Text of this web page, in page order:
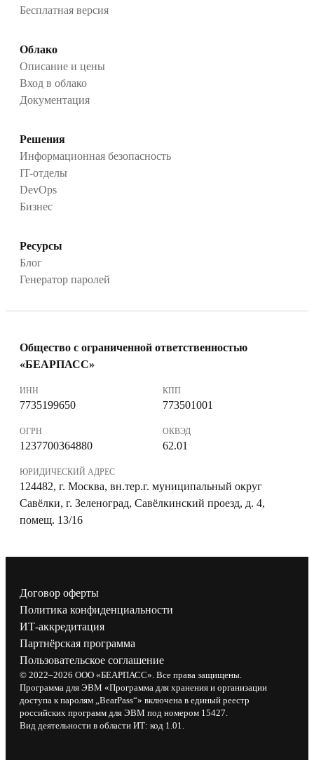
Бесплатная версия
Облако
Описание и цены
Вход в облако
Документация
Решения
Информационная безопасность
IT-отделы
DevOps
Бизнес
Ресурсы
Блог
Генератор паролей
Общество с ограниченной ответственностью
«БЕАРПАСС»
ИНН
7735199650
КПП
773501001
ОГРН
1237700364880
ОКВЭД
62.01
ЮРИДИЧЕСКИЙ АДРЕС
124482, г. Москва, вн.тер.г. муниципальный округ
Савёлки, г. Зеленоград, Савёлкинский проезд, д. 4,
помещ. 13/16
Договор оферты
Политика конфиденциальности
ИТ-аккредитация
Партнёрская программа
Пользовательское соглашение
© 2022–2026 ООО «БЕАРПАСС». Все права защищены.
Программа для ЭВМ «Программа для хранения и организации
доступа к паролям „BearPass“» включена в единый реестр
российских программ для ЭВМ под номером 15427.
Вид деятельности в области ИТ: код 1.01.